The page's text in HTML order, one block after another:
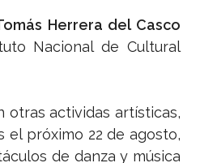
Herrera del Casco
Nacional de Cultural
actividas artísticas,
el próximo 22 de agosto,
de danza y música